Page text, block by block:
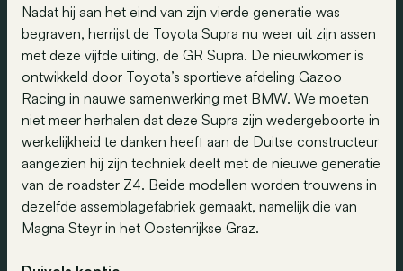
Nadat hij aan het eind van zijn vierde generatie was
begraven, herrijst de Toyota Supra nu weer uit zijn assen
met deze vijfde uiting, de GR Supra. De nieuwkomer is
ontwikkeld door Toyota’s sportieve afdeling Gazoo
Racing in nauwe samenwerking met BMW. We moeten
niet meer herhalen dat deze Supra zijn wedergeboorte in
werkelijkheid te danken heeft aan de Duitse constructeur
aangezien hij zijn techniek deelt met de nieuwe generatie
van de roadster Z4. Beide modellen worden trouwens in
dezelfde assemblagefabriek gemaakt, namelijk die van
Magna Steyr in het Oostenrijkse Graz.